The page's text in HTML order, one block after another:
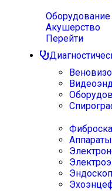
Оборудование
Акушерство
Перейти